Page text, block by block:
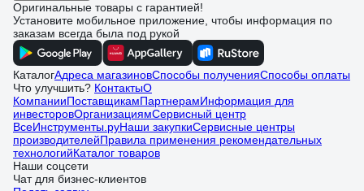
Оригинальные товары с гарантией!
Установите мобильное приложение, чтобы информация по
заказам всегда была под рукой
КаталогАдреса магазиновСпособы полученияСпособы оплаты
Что улучшить? КонтактыО
КомпанииПоставщикамПартнерамИнформация для
инвесторовОрганизациямСервисный центр
ВсеИнструменты.руНаши закупкиСервисные центры
производителейПравила применения рекомендательных
технологийКаталог товаров
Наши соцсети
Чат для бизнес-клиентов